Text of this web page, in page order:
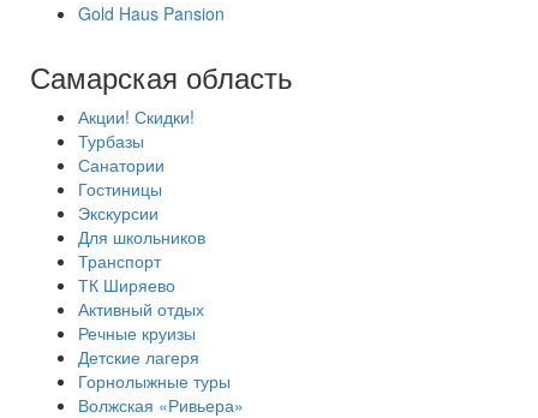
Gold Haus Pansion
Самарская область
Акции! Скидки!
Турбазы
Санатории
Гостиницы
Экскурсии
Для школьников
Транспорт
ТК Ширяево
Активный отдых
Речные круизы
Детские лагеря
Горнолыжные туры
Волжская «Ривьера»